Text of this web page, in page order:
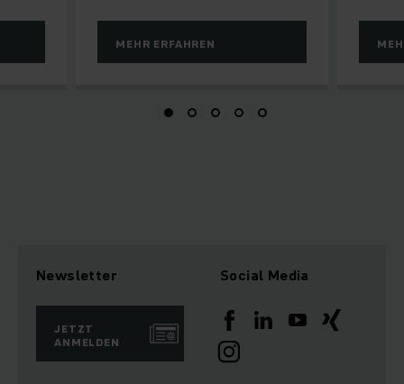
MEHR ERFAHREN
Newsletter
JETZT
ANMELDEN
Social Media